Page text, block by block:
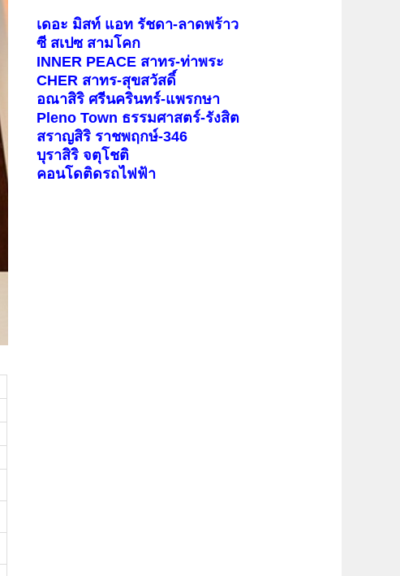
เดอะ มิสท์ แอท รัชดา-ลาดพร้าว
ซี สเปซ สามโคก
INNER PEACE สาทร-ท่าพระ
CHER สาทร-สุขสวัสดิ์
อณาสิริ ศรีนครินทร์-แพรกษา
Pleno Town ธรรมศาสตร์-รังสิต
สราญสิริ ราชพฤกษ์-346
บุราสิริ จตุโชติ
คอนโดติดรถไฟฟ้า